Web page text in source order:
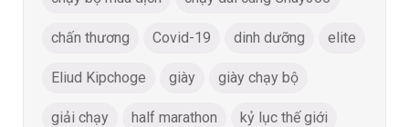
chấn thương Covid-19 dinh dưỡng elite
Eliud Kipchoge giày giày chạy bộ
giải chạy half marathon kỷ lục thế giới